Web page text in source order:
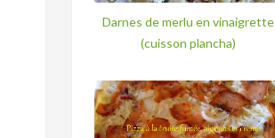
Darnes de merlu en vinaigrette
(cuisson plancha)